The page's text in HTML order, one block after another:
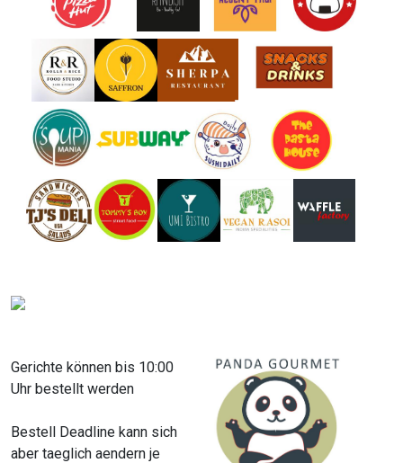
Gerichte können bis 10:00
Uhr bestellt werden
Bestell Deadline kann sich
aber taeglich aendern je